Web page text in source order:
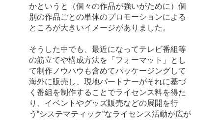
かというと（個々の作品が強いがために）個
別の作品ごとの単体のプロモーションによる
ところが大きいイメージがありました。
そうした中でも、最近になってテレビ番組等
の筋立てや構成方法を「フォーマット」とし
て制作ノウハウも含めてパッケージングして
海外に販売し、現地パートナーがそれに基づ
く番組を制作することでライセンス料を得た
り、イベントやグッズ販売などの展開を行
う“システマティック”なライセンス活動が広が